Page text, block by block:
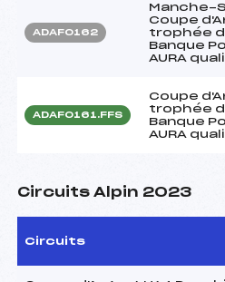
ADAF0162
Manche-
Coupe
trophée
Banque
AURA
ADAF0161.FFS
Coupe
trophée
Banque
AURA
Circuits Alpin 2023
Circuits